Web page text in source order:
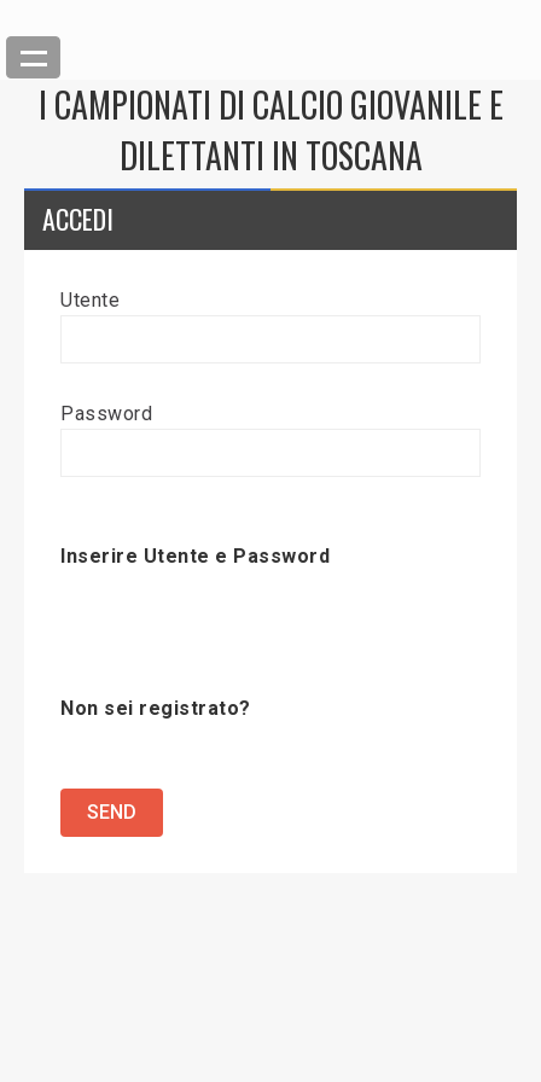
Back
Modifica News
I CAMPIONATI DI CALCIO GIOVANILE E
DILETTANTI IN TOSCANA
ACCEDI
Utente
Password
Inserire Utente e Password
Non sei registrato?